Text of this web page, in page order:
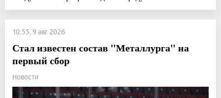
10:55, 9 авг 2026
Стал известен состав "Металлурга" на
первый сбор
Новости